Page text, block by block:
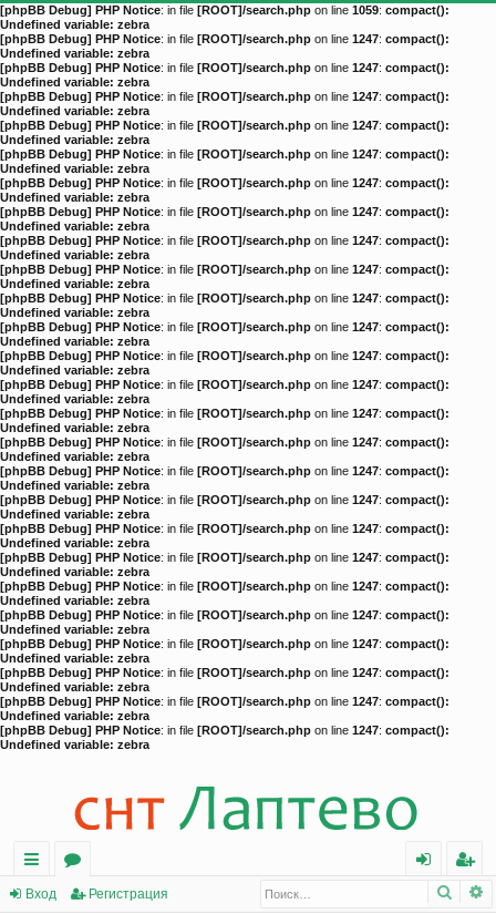
[phpBB Debug] PHP Notice: in file [ROOT]/search.php on line 1059: compact():
Undefined variable: zebra
[phpBB Debug] PHP Notice: in file [ROOT]/search.php on line 1247: compact():
Undefined variable: zebra
[phpBB Debug] PHP Notice: in file [ROOT]/search.php on line 1247: compact():
Undefined variable: zebra
[phpBB Debug] PHP Notice: in file [ROOT]/search.php on line 1247: compact():
Undefined variable: zebra
[phpBB Debug] PHP Notice: in file [ROOT]/search.php on line 1247: compact():
Undefined variable: zebra
[phpBB Debug] PHP Notice: in file [ROOT]/search.php on line 1247: compact():
Undefined variable: zebra
[phpBB Debug] PHP Notice: in file [ROOT]/search.php on line 1247: compact():
Undefined variable: zebra
[phpBB Debug] PHP Notice: in file [ROOT]/search.php on line 1247: compact():
Undefined variable: zebra
[phpBB Debug] PHP Notice: in file [ROOT]/search.php on line 1247: compact():
Undefined variable: zebra
[phpBB Debug] PHP Notice: in file [ROOT]/search.php on line 1247: compact():
Undefined variable: zebra
[phpBB Debug] PHP Notice: in file [ROOT]/search.php on line 1247: compact():
Undefined variable: zebra
[phpBB Debug] PHP Notice: in file [ROOT]/search.php on line 1247: compact():
Undefined variable: zebra
[phpBB Debug] PHP Notice: in file [ROOT]/search.php on line 1247: compact():
Undefined variable: zebra
[phpBB Debug] PHP Notice: in file [ROOT]/search.php on line 1247: compact():
Undefined variable: zebra
[phpBB Debug] PHP Notice: in file [ROOT]/search.php on line 1247: compact():
Undefined variable: zebra
[phpBB Debug] PHP Notice: in file [ROOT]/search.php on line 1247: compact():
Undefined variable: zebra
[phpBB Debug] PHP Notice: in file [ROOT]/search.php on line 1247: compact():
Undefined variable: zebra
[phpBB Debug] PHP Notice: in file [ROOT]/search.php on line 1247: compact():
Undefined variable: zebra
[phpBB Debug] PHP Notice: in file [ROOT]/search.php on line 1247: compact():
Undefined variable: zebra
[phpBB Debug] PHP Notice: in file [ROOT]/search.php on line 1247: compact():
Undefined variable: zebra
[phpBB Debug] PHP Notice: in file [ROOT]/search.php on line 1247: compact():
Undefined variable: zebra
[phpBB Debug] PHP Notice: in file [ROOT]/search.php on line 1247: compact():
Undefined variable: zebra
[phpBB Debug] PHP Notice: in file [ROOT]/search.php on line 1247: compact():
Undefined variable: zebra
[phpBB Debug] PHP Notice: in file [ROOT]/search.php on line 1247: compact():
Undefined variable: zebra
[phpBB Debug] PHP Notice: in file [ROOT]/search.php on line 1247: compact():
Undefined variable: zebra
[phpBB Debug] PHP Notice: in file [ROOT]/search.php on line 1247: compact():
Undefined variable: zebra
с
о
ег
Вход Регистрация